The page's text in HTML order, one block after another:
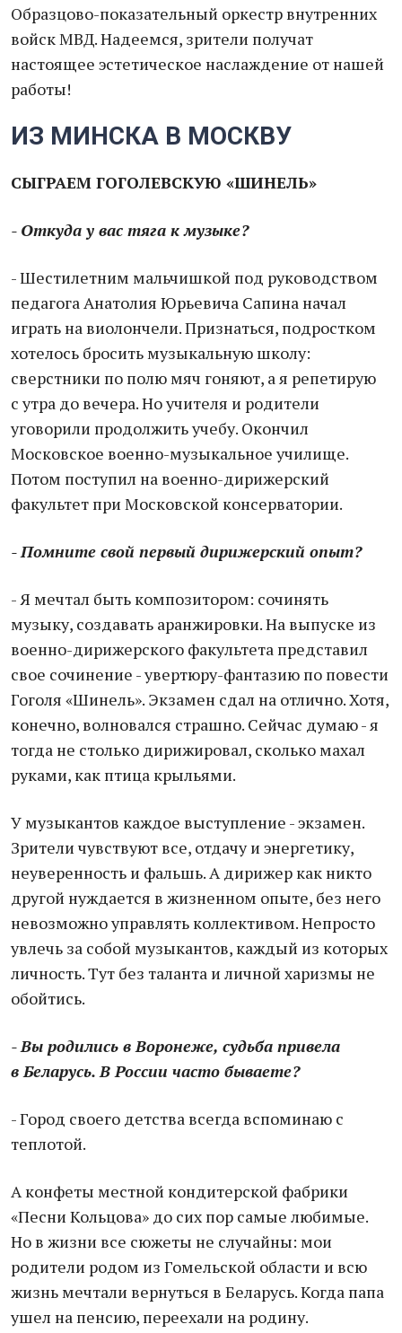
Образцово-показательный оркестр внутренних
войск МВД. Надеемся, зрители получат
настоящее эстетическое наслаждение от нашей
работы!
ИЗ МИНСКА В МОСКВУ
СЫГРАЕМ ГОГОЛЕВСКУЮ «ШИНЕЛЬ»
- Откуда у вас тяга к музыке?
- Шестилетним мальчишкой под руководством
педагога Анатолия Юрьевича Сапина начал
играть на виолончели. Признаться, подростком
хотелось бросить музыкальную школу:
сверстники по полю мяч гоняют, а я репетирую
с утра до вечера. Но учителя и родители
уговорили продолжить учебу. Окончил
Московское военно-музыкальное училище.
Потом поступил на военно-дирижерский
факультет при Московской консерватории.
- Помните свой первый дирижерский опыт?
- Я мечтал быть композитором: сочинять
музыку, создавать аранжировки. На выпуске из
военно-дирижерского факультета представил
свое сочинение - увертюру-фантазию по повести
Гоголя «Шинель». Экзамен сдал на отлично. Хотя,
конечно, волновался страшно. Сейчас думаю - я
тогда не столько дирижировал, сколько махал
руками, как птица крыльями.
У музыкантов каждое выступление - экзамен.
Зрители чувствуют все, отдачу и энергетику,
неуверенность и фальшь. А дирижер как никто
другой нуждается в жизненном опыте, без него
невозможно управлять коллективом. Непросто
увлечь за собой музыкантов, каждый из которых
личность. Тут без таланта и личной харизмы не
обойтись.
- Вы родились в Воронеже, судьба привела
в Беларусь. В России часто бываете?
- Город своего детства всегда вспоминаю с
теплотой.
А конфеты местной кондитерской фабрики
«Песни Кольцова» до сих пор самые любимые.
Но в жизни все сюжеты не случайны: мои
родители родом из Гомельской области и всю
жизнь мечтали вернуться в Беларусь. Когда папа
ушел на пенсию, переехали на родину.